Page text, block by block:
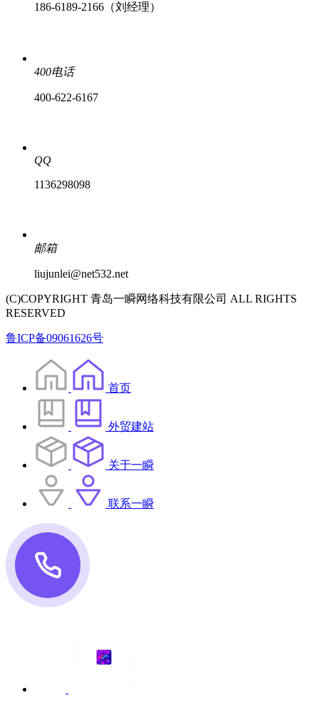
186-6189-2166（刘经理）
400电话
400-622-6167
QQ
1136298098
邮箱
liujunlei@net532.net
(C)COPYRIGHT 青岛一瞬网络科技有限公司 ALL RIGHTS
RESERVED
鲁ICP备09061626号
首页
外贸建站
关于一瞬
联系一瞬